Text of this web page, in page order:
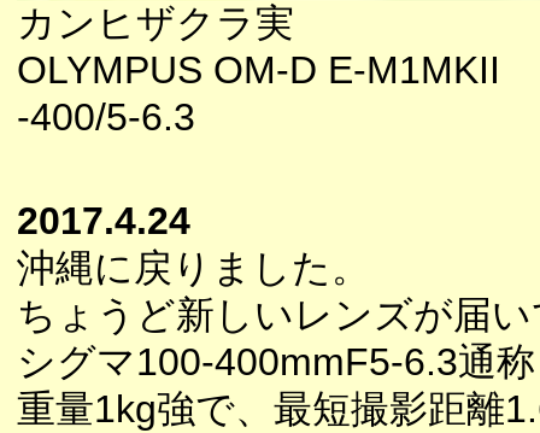
カンヒザクラ実
OLYMPUS OM-D E-M1MKII
-400/5-6.3
2017.4.24
沖縄に戻りました。
ちょうど新しいレンズが届
シグマ100-400mmF5-6.3通
重量1kg強で、最短撮影距離